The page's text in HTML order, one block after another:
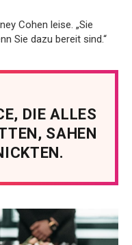
Cohen leise. „Sie
Sie dazu bereit sind.“
DIE ALLES
SAHEN